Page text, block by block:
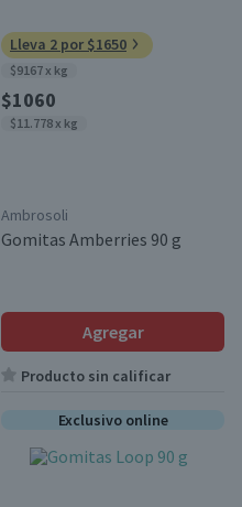
Lleva 2 por $1650
$9167 x kg
$1060
$11.778 x kg
Ambrosoli
Gomitas Amberries 90 g
Agregar
Producto sin calificar
Exclusivo online